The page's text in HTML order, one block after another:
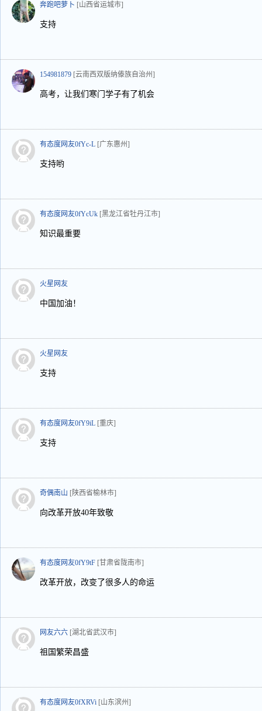
奔跑吧萝卜 [山西省运城市]
支持
154981879 [云南西双版纳傣族自治州]
高考，让我们寒门学子有了机会
有态度网友0fYc-L [广东惠州]
支持哟
有态度网友0fYcUk [黑龙江省牡丹江市]
知识最重要
火星网友
中国加油！
火星网友
支持
有态度网友0fY9iL [重庆]
支持
奇偶南山 [陕西省榆林市]
向改革开放40年致敬
有态度网友0fY9tF [甘肃省陇南市]
改革开放，改变了很多人的命运
网友六六 [湖北省武汉市]
祖国繁荣昌盛
有态度网友0fXRVi [山东滨州]